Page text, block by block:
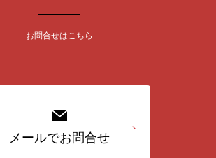
お問合せはこちら
メールでお問合せ